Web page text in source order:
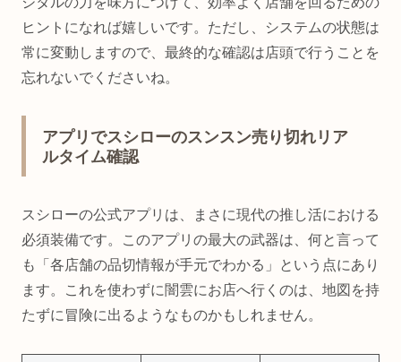
ヒントになれば嬉しいです。ただし、システムの状態は
常に変動しますので、最終的な確認は店頭で行うことを
忘れないでくださいね。
アプリでスシローのスンスン売り切れリア
ルタイム確認
スシローの公式アプリは、まさに現代の推し活における
必須装備です。このアプリの最大の武器は、何と言って
も「各店舗の品切情報が手元でわかる」という点にあり
ます。これを使わずに闇雲にお店へ行くのは、地図を持
たずに冒険に出るようなものかもしれません。